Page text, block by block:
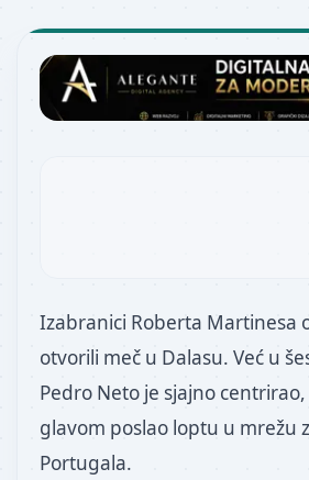
Izabranici Roberta Martinesa
otvorili meč u Dalasu. Već u
Pedro Neto je sjajno
glavom poslao loptu u mrežu
Portugala.